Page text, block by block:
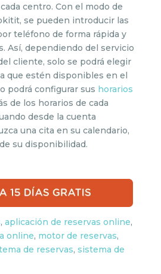
centro. Con el modo de
se pueden introducir las
teléfono de forma rápida y
Así, dependiendo del servicio
cliente, solo se podrá elegir
que estén disponibles en el
podrá configurar sus horarios
de los horarios de cada
desde la cuenta
una cita en su calendario,
su disponibilidad.
, aplicación de reservas online,
online, motor de reservas,
de reservas, sistema de